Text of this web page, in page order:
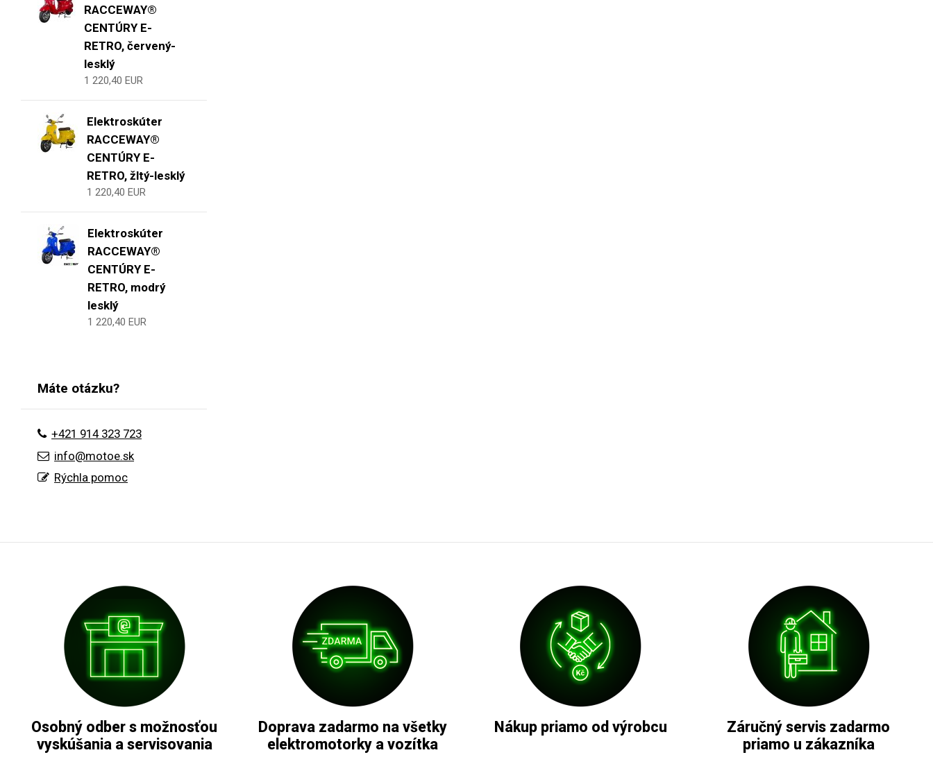
RACCEWAY®
CENTÚRY E-
RETRO, červený-
lesklý
1 220,40 EUR
Elektroskúter
RACCEWAY®
CENTÚRY E-
RETRO, žltý-lesklý
1 220,40 EUR
Elektroskúter
RACCEWAY®
CENTÚRY E-
RETRO, modrý
lesklý
1 220,40 EUR
Máte otázku?
+421 914 323 723
info@motoe.sk
Rýchla pomoc
Osobný odber s možnosťou
vyskúšania a servisovania
Doprava zadarmo na všetky
elektromotorky a vozítka
Nákup priamo od výrobcu
Záručný servis zadarmo
priamo u zákazníka